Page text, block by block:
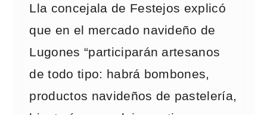
Lla concejala de Festejos explicó
que en el mercado navideño de
Lugones “participarán artesanos
de todo tipo: habrá bombones,
productos navideños de pastelería,